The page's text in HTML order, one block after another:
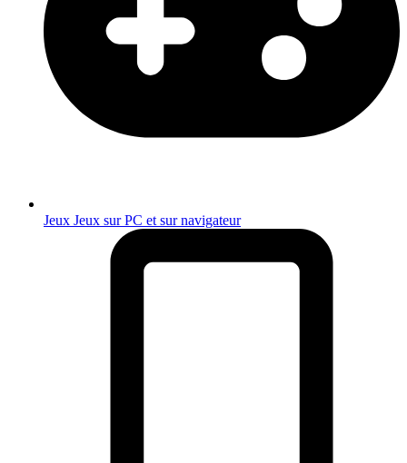
Jeux Jeux sur PC et sur navigateur